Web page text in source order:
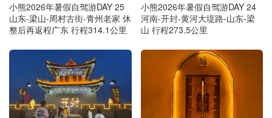
小熊2026年暑假自驾游DAY 25
山东-梁山-周村古街-青州老家 休
整后再返程广东 行程314.1公里
小熊2026年暑假自驾游DAY 24
河南-开封-黄河大堤路-山东-梁
山 行程273.5公里